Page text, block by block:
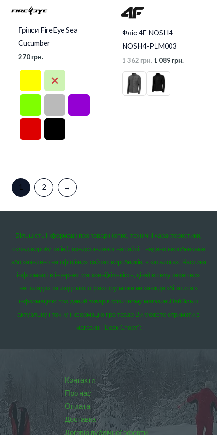
Гріпси FireEye Sea
Cucumber
270 грн.
Фліс 4F NOSH4
NOSH4-PLM003
1 362грн. 1 089 грн.
1 2 →
Більшість інформації про товари (опис, технічні характеристики,
склад виробу та ін.), представленої на сайті – надано виробниками
або заявлено на офіційних сайтах виробників, в каталогах. Частина
інформації в інтернет-магазині(кількість, ціна) в силу технічних
неполадок та людського фактору може не завжди збігатися з
інформацією про даний товар в фізичному магазині.Найбільш
актуальну і точну інформацію про товар Ви можете отримати в
магазині “Вовк Спорт”:
Контакти
Про нас
Оплата
Доставка
Договір публічної оферти